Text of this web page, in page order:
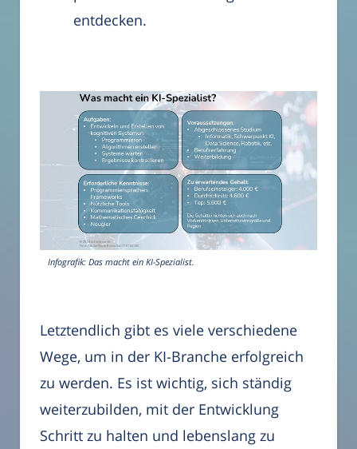
entdecken.
Infografik: Das macht ein KI-Spezialist.
Letztendlich gibt es viele verschiedene
Wege, um in der KI-Branche erfolgreich
zu werden. Es ist wichtig, sich ständig
weiterzubilden, mit der Entwicklung
Schritt zu halten und lebenslang zu